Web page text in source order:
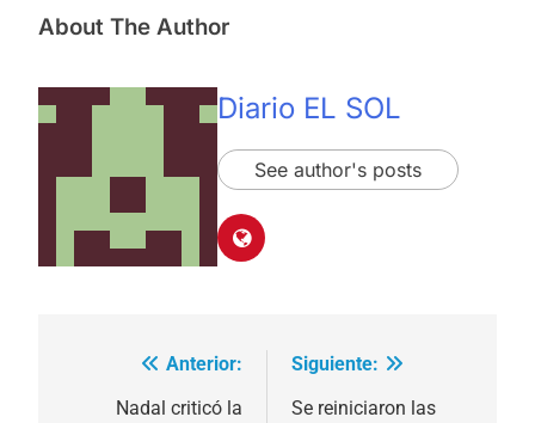
About The Author
Diario EL SOL
See author's posts
Navegación
Anterior:
Nadal criticó la
Siguiente:
Se reiniciaron las